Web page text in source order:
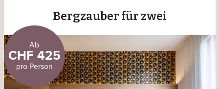
Bergzauber für zwei
Ab
CHF 425
pro Person